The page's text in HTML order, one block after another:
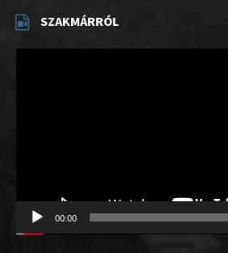
SZAKMÁRRÓL
00:00